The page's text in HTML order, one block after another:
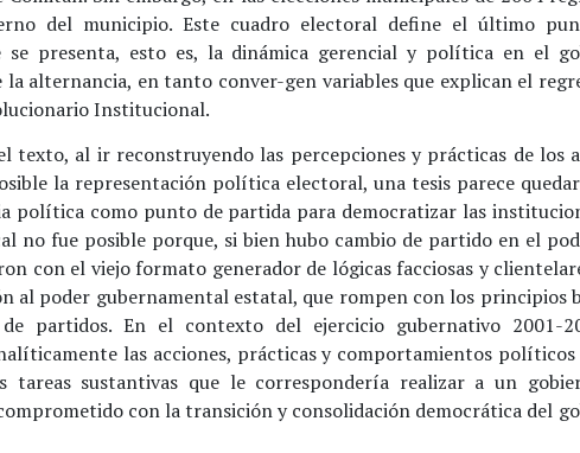
del municipio. Este cuadro electoral define el último
se presenta, esto es, la dinámica gerencial y política en el
la alternancia, en tanto conver-gen variables que explican el
Institucional.
texto, al ir reconstruyendo las percepciones y prácticas de los
la representación política electoral, una tesis parece
política como punto de partida para democratizar las
no fue posible porque, si bien hubo cambio de partido en el
con el viejo formato generador de lógicas facciosas y
al poder gubernamental estatal, que rompen con los principios
partidos. En el contexto del ejercicio gubernativo 2001-
las acciones, prácticas y comportamientos políticos
tareas sustantivas que le correspondería realizar a un
con la transición y consolidación democrática del